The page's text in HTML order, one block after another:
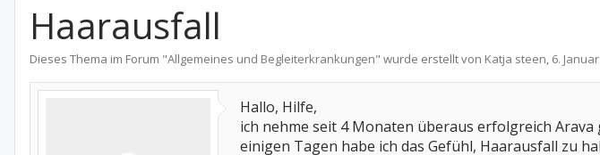
Haarausfall
Dieses Thema im Forum "Allgemeines und Begleiterkrankungen" wurde erstellt von Katja steen, 6.
Hallo, Hilfe,
ich nehme seit 4 Monaten überaus erfolgreich
einigen Tagen habe ich das Gefühl, Haarausfall zu